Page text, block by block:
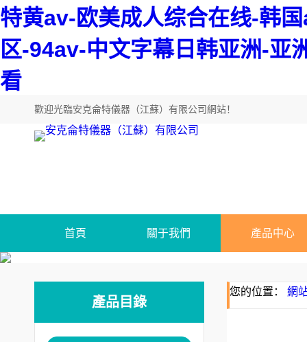
特黄av-欧美成人综合在线-韩
区-94av-中文字幕日韩亚洲-亚
看
歡迎光臨安克侖特儀器（江蘇）有限公司網站！
首頁 關于我們 產品中心
產品目錄
您的位置： 網